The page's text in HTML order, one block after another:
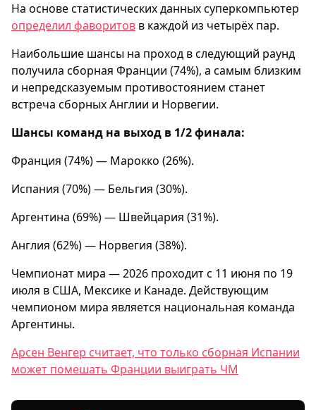
На основе статистических данных суперкомпьютер
определил фаворитов в каждой из четырёх пар.
Наибольшие шансы на проход в следующий раунд
получила сборная Франции (74%), а самым близким
и непредсказуемым противостоянием станет
встреча сборных Англии и Норвегии.
Шансы команд на выход в 1/2 финала:
Франция (74%) — Марокко (26%).
Испания (70%) — Бельгия (30%).
Аргентина (69%) — Швейцария (31%).
Англия (62%) — Норвегия (38%).
Чемпионат мира — 2026 проходит с 11 июня по 19
июля в США, Мексике и Канаде. Действующим
чемпионом мира является национальная команда
Аргентины.
Арсен Венгер считает, что только сборная Испании
может помешать Франции выиграть ЧМ